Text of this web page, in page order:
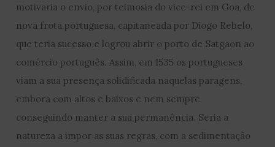
motivaria o envio, por teimosia do vice-rei em Goa, de
nova frota portuguesa, capitaneada por Diogo Rebelo,
que teria sucesso e logrou abrir o porto de Satgaon ao
comércio português. Assim, em 1535 os portugueses
viam a sua presença solidificada naquelas paragens,
embora com altos e baixos e nem sempre
conseguindo manter a sua permanência. Seria a
natureza a impor as suas regras, com a sedimentação